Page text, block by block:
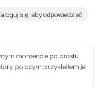
się, aby odpowiedzieć
momencie po prostu
po czym przykleiłem je